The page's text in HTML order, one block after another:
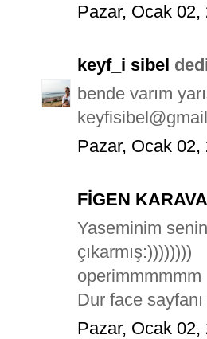
Pazar, Ocak 02,
keyf_i sibel
bende varım
Pazar, Ocak 02,
FİGEN
Yaseminim
çıkarmış:))))))))
operimmmmmm
Dur face
Pazar, Ocak 02,